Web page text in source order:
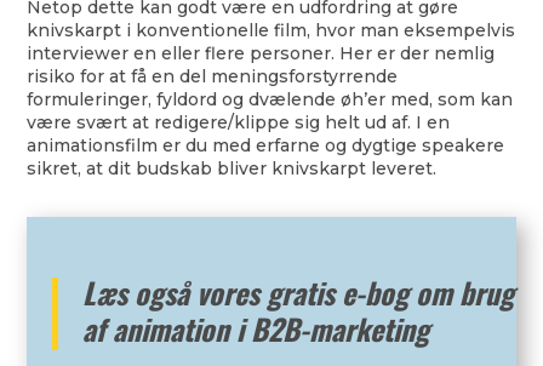
Netop dette kan godt være en udfordring at gøre
knivskarpt i konventionelle film, hvor man eksempelvis
interviewer en eller flere personer. Her er der nemlig
risiko for at få en del meningsforstyrrende
formuleringer, fyldord og dvælende øh’er med, som kan
være svært at redigere/klippe sig helt ud af. I en
animationsfilm er du med erfarne og dygtige speakere
sikret, at dit budskab bliver knivskarpt leveret.
Læs også vores gratis e-bog om brug
af animation i B2B-marketing